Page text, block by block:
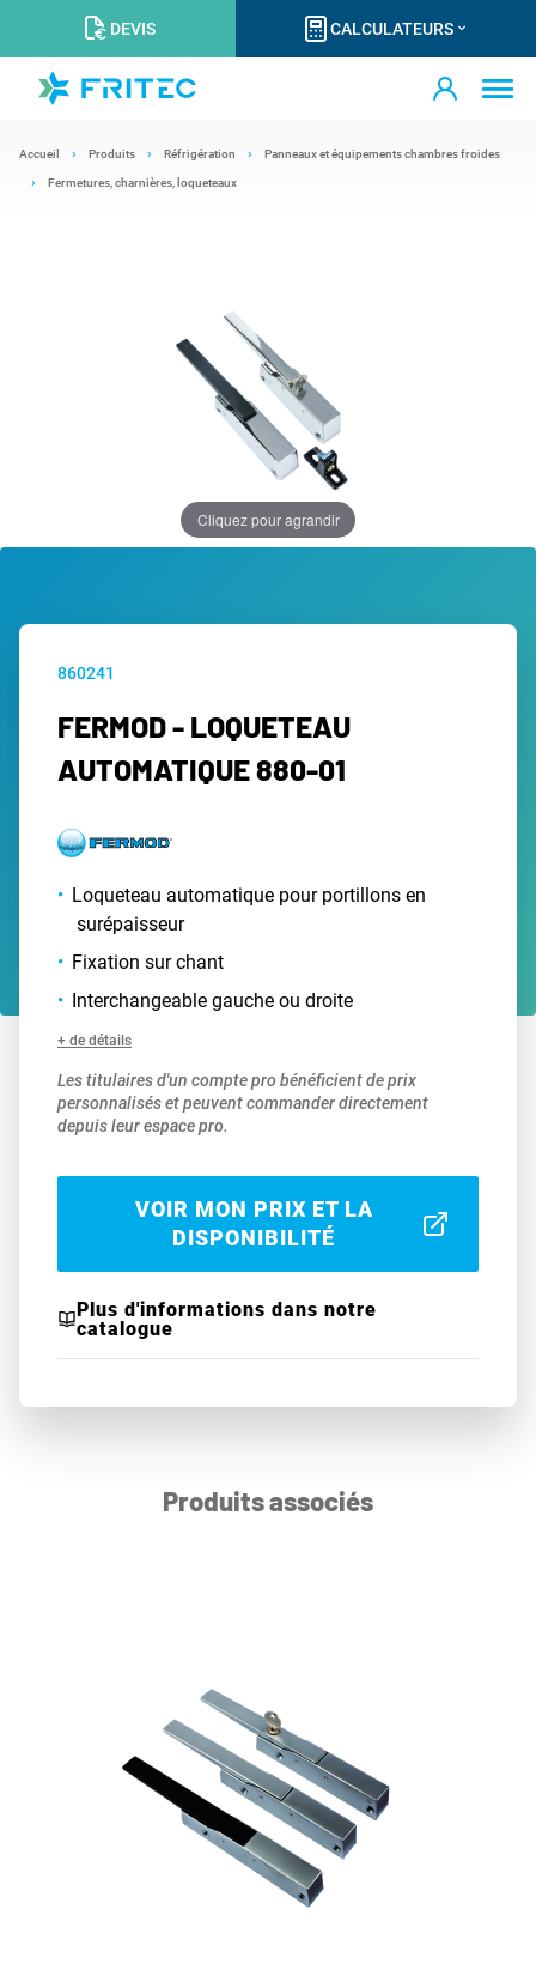
DEVIS CALCULATEURS
Accueil Produits Réfrigération Panneaux et équipements chambres froides
Fermetures, charnières, loqueteaux
Cliquez pour agrandir
860241
FERMOD - LOQUETEAU
AUTOMATIQUE 880-01
Loqueteau automatique pour portillons en
surépaisseur
Fixation sur chant
Interchangeable gauche ou droite
+ de détails
Les titulaires d'un compte pro bénéficient de prix
personnalisés et peuvent commander directement
depuis leur espace pro.
VOIR MON PRIX ET LA
DISPONIBILITÉ
Plus d'informations dans notre
catalogue
Produits associés